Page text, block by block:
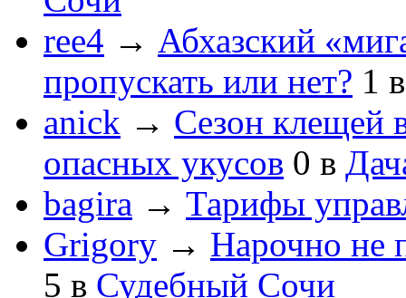
ree4 → Абхазский
пропускать или нет? 1
anick → Сезон клещей
опасных укусов 0 в
bagira → Тарифы
Grigory → Нарочно не
5 в Судебный Сочи